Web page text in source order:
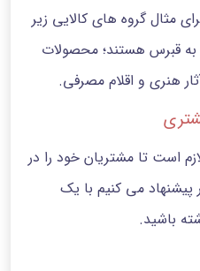
مثال گروه های کالایی زیر
قبرس هستند؛ محصولات
هنری و اقلام مصرفی.
است تا مشتریان خود را در
پیشنهاد می کنیم با یک
باشید.